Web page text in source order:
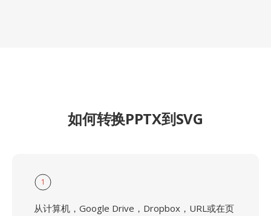
如何转换PPTX到SVG
1
从计算机，Google Drive，Dropbox，URL或在页